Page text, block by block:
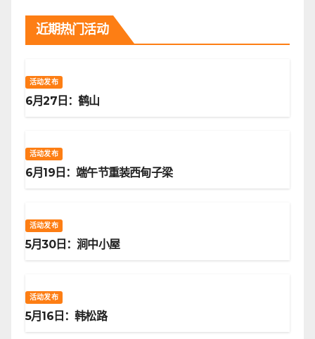
近期热门活动
活动发布
6月27日：鹤山
活动发布
6月19日：端午节重装西甸子梁
活动发布
5月30日：涧中小屋
活动发布
5月16日：韩松路